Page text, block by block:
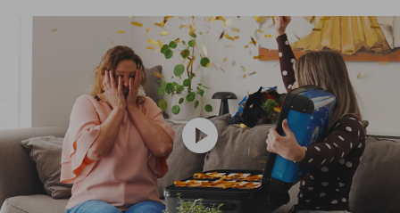
play_circle